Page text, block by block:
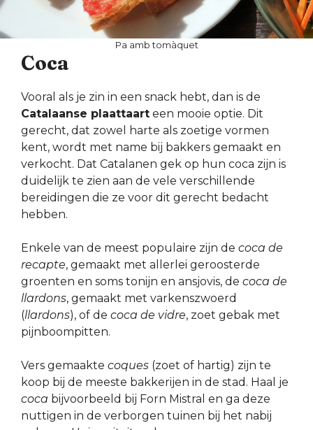
Pa amb tomàquet
Coca
Vooral als je zin in een snack hebt, dan is de
Catalaanse plaattaart een mooie optie. Dit
gerecht, dat zowel harte als zoetige vormen
kent, wordt met name bij bakkers gemaakt en
verkocht. Dat Catalanen gek op hun coca zijn is
duidelijk te zien aan de vele verschillende
bereidingen die ze voor dit gerecht bedacht
hebben.
Enkele van de meest populaire zijn de coca de
recapte, gemaakt met allerlei geroosterde
groenten en soms tonijn en ansjovis, de coca de
llardons, gemaakt met varkenszwoerd
(llardons), of de coca de vidre, zoet gebak met
pijnboompitten.
Vers gemaakte coques (zoet of hartig) zijn te
koop bij de meeste bakkerijen in de stad. Haal je
coca bijvoorbeeld bij Forn Mistral en ga deze
nuttigen in de verborgen tuinen bij het nabij